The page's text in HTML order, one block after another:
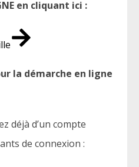
en cliquant ici :
la démarche en ligne
déjà d’un compte
de connexion :